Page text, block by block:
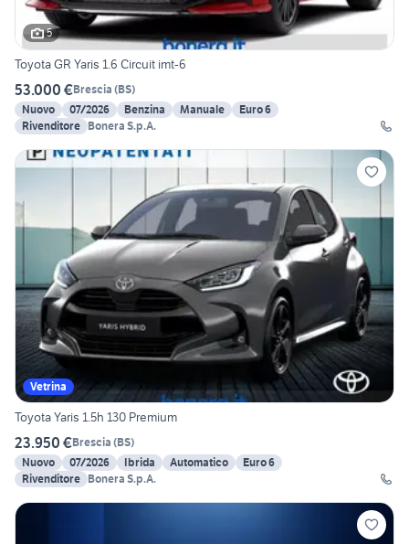
5
Toyota GR Yaris 1.6 Circuit imt-6
53.000 €Brescia (BS)
Nuovo
07/2026 Benzina Manuale
Euro 6
Rivenditore Bonera S.p.A.
Vetrina
Toyota Yaris 1.5h 130 Premium
23.950 €Brescia (BS)
Nuovo
07/2026 Ibrida Automatico
Euro 6
Rivenditore Bonera S.p.A.